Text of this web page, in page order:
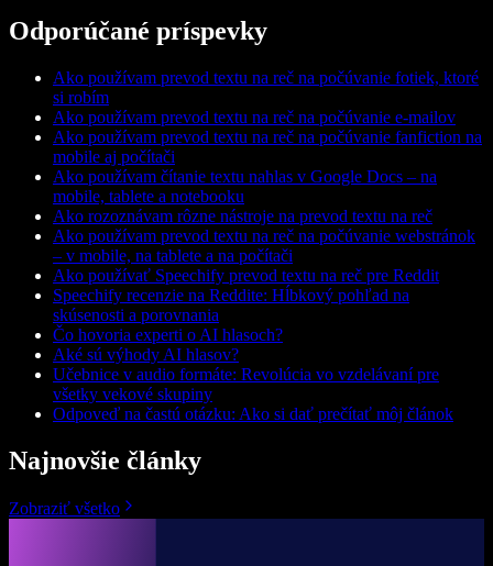
Odporúčané príspevky
Ako používam prevod textu na reč na počúvanie fotiek, ktoré
si robím
Ako používam prevod textu na reč na počúvanie e-mailov
Ako používam prevod textu na reč na počúvanie fanfiction na
mobile aj počítači
Ako používam čítanie textu nahlas v Google Docs – na
mobile, tablete a notebooku
Ako rozoznávam rôzne nástroje na prevod textu na reč
Ako používam prevod textu na reč na počúvanie webstránok
– v mobile, na tablete a na počítači
Ako používať Speechify prevod textu na reč pre Reddit
Speechify recenzie na Reddite: Hĺbkový pohľad na
skúsenosti a porovnania
Čo hovoria experti o AI hlasoch?
Aké sú výhody AI hlasov?
Učebnice v audio formáte: Revolúcia vo vzdelávaní pre
všetky vekové skupiny
Odpoveď na častú otázku: Ako si dať prečítať môj článok
Najnovšie články
Zobraziť všetko